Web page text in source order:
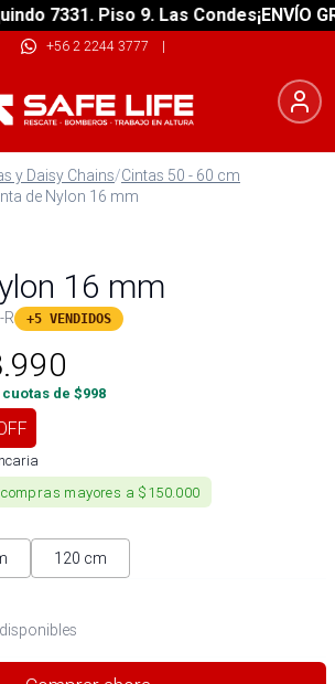
7331. Piso 9. Las Condes¡ENVÍO
+56 2 2244 3777 |
y Daisy Chains/Cintas 50 - 60 cm
de Nylon 16 mm
16 mm
+5 VENDIDOS
cuotas de $998
mayores a $150.000
120 cm